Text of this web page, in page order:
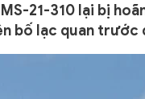
21-310 lại bị
bố lạc quan trước